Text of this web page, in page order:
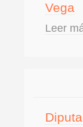
Vega
Leer